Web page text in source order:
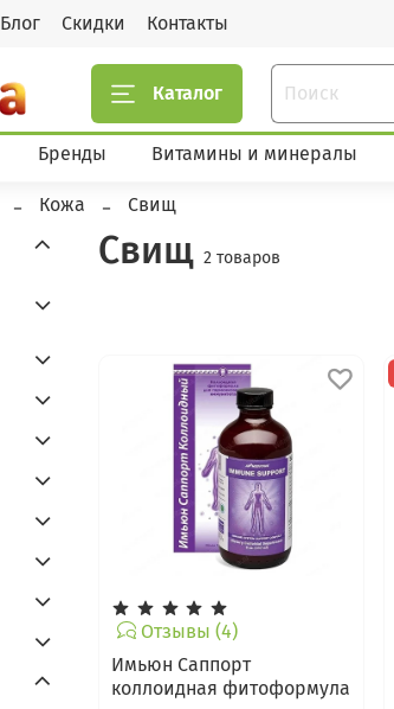
Блог Скидки Контакты
Каталог
Бренды Витамины и минералы
Кожа Свищ
Свищ 2 товаров
Отзывы (4)
Имьюн Саппорт
коллоидная фитоформула